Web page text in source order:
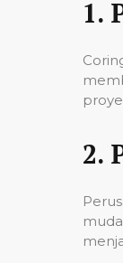
1.
2.